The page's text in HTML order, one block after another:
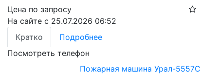
Цена по запросу
На сайте с 25.07.2026 06:52
Кратко
Подробнее
Посмотреть телефон
Пожарная машина Урал-5557С